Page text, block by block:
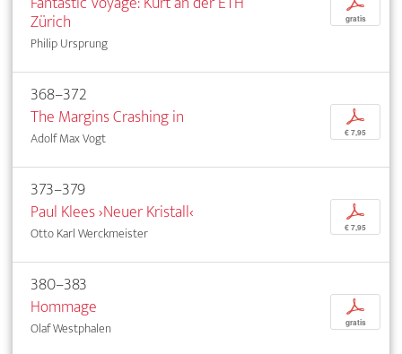
Zürich
Philip Ursprung
gratis
368–372
The Margins Crashing in
Adolf Max Vogt
p
€ 7,95
373–379
Paul Klees ›Neuer Kristall‹
Otto Karl Werckmeister
p
€ 7,95
380–383
Hommage
Olaf Westphalen
p
gratis